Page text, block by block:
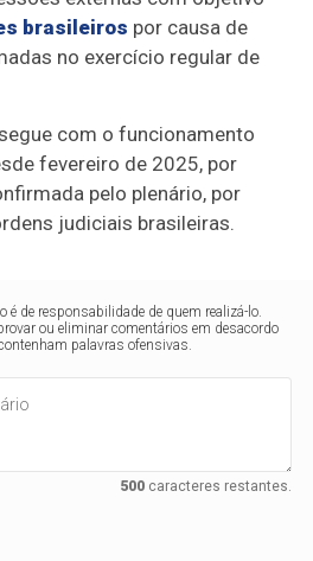
brasileiros por causa de
no exercício regular de
com o funcionamento
fevereiro de 2025, por
pelo plenário, por
judiciais brasileiras.
é de responsabilidade de quem realizá-lo.
ou eliminar comentários em desacordo
palavras ofensivas.
500caracteres restantes.